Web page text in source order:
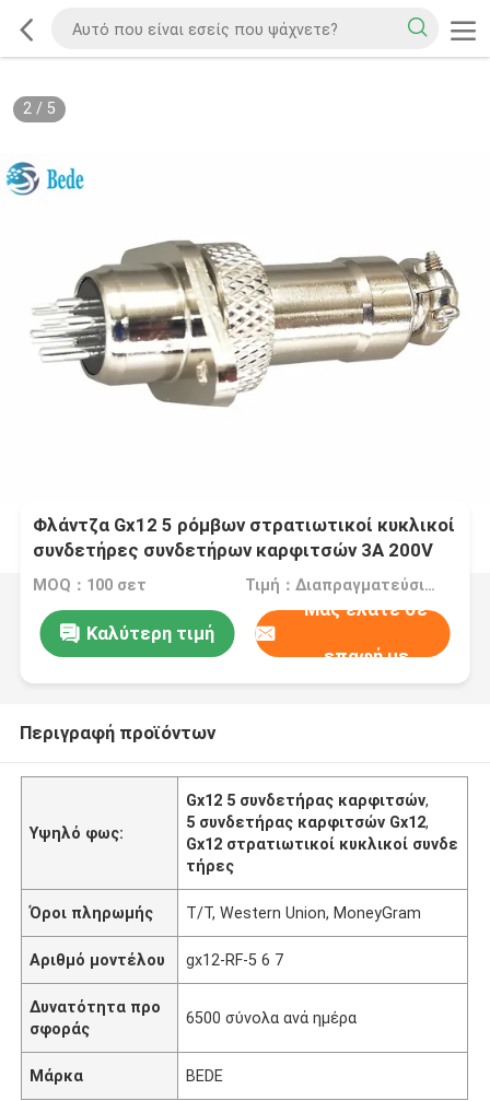
2/ 5
Φλάντζα Gx12 5 ρόμβων στρατιωτικοί κυκλικοί
συνδετήρες συνδετήρων καρφιτσών 3A 200V
MOQ：100 σετ Τιμή：Διαπραγματεύσιμα
Καλύτερη τιμή
Μας ελάτε σε
επαφή με
Περιγραφή προϊόντων
Υψηλό φως:
Gx12 5 συνδετήρας καρφιτσών,
5 συνδετήρας καρφιτσών Gx12,
Gx12 στρατιωτικοί κυκλικοί συνδε
τήρες
Όροι πληρωμής T/T, Western Union, MoneyGram
Αριθμό μοντέλου gx12-RF-5 6 7
Δυνατότητα προ
σφοράς
6500 σύνολα ανά ημέρα
Μάρκα BEDE